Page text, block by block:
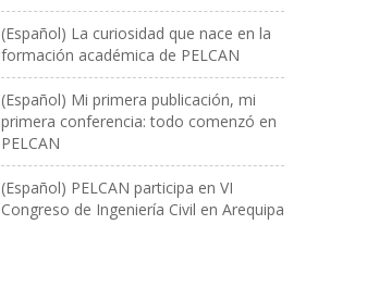
(Español) La curiosidad que nace en la
formación académica de PELCAN
(Español) Mi primera publicación, mi
primera conferencia: todo comenzó en
PELCAN
(Español) PELCAN participa en VI
Congreso de Ingeniería Civil en Arequipa